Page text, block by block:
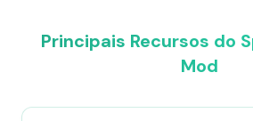
Principais Recursos do
Mod